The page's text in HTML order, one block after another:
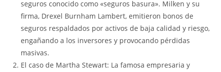
seguros conocido como «seguros basura». Milken y su
firma, Drexel Burnham Lambert, emitieron bonos de
seguros respaldados por activos de baja calidad y riesgo,
engañando a los inversores y provocando pérdidas
masivas.
El caso de Martha Stewart: La famosa empresaria y